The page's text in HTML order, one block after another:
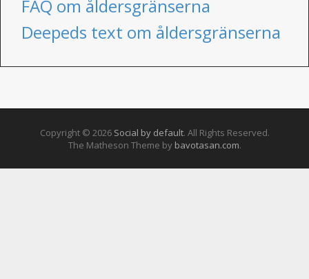
FAQ om åldersgränserna
Deepeds text om åldersgränserna
Copyright © 2026 Social by default. All Rights Reserved.
The Matheson Theme by bavotasan.com.